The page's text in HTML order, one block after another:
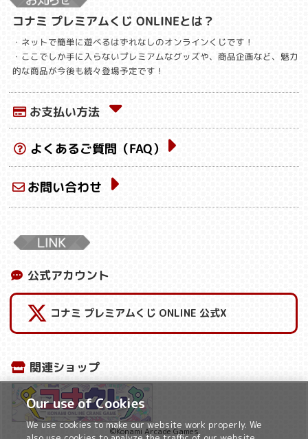
コナミ プレミアムくじ ONLINEとは？
・ネットで簡単に遊べるはずれなしのオンラインくじです！
・ここでしか手に入らないプレミアムなグッズや、商品企画など、魅力
的な商品が今後も続々登場予定です！
お支払い方法
よくあるご質問（FAQ）
お問い合わせ
公式アカウント
コナミ プレミアムくじ ONLINE 公式X
関連ショップ
©Konami Arcade Games
Our use of Cookies
We use cookies to make our website work properly. We